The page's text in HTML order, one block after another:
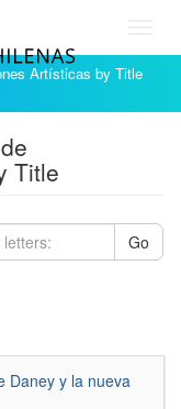
Artísticas by Title
Title
Go
Daney y la nueva